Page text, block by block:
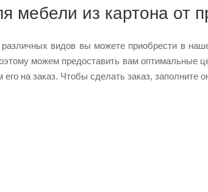
мебели из картона от
видов вы можете приобрести в
можем предоставить вам оптимальные
его на заказ. Чтобы сделать заказ,